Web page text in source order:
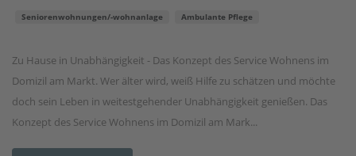
Seniorenwohnungen/-wohnanlage Ambulante Pflege
Zu Hause in Unabhängigkeit - Das Konzept des Service Wohnens im
Domizil am Markt. Wer älter wird, weiß Hilfe zu schätzen und möchte
doch sein Leben in weitestgehender Unabhängigkeit genießen. Das
Konzept des Service Wohnens im Domizil am Mark...